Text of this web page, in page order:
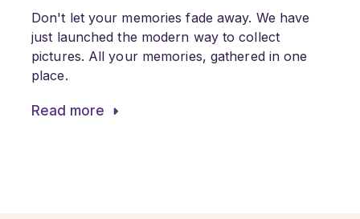
Don't let your memories fade away. We have
just launched the modern way to collect
pictures. All your memories, gathered in one
place.
Read more